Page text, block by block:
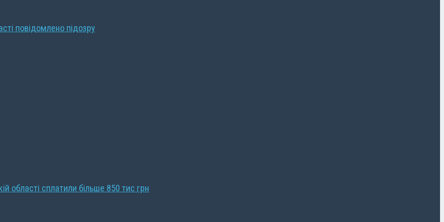
повідомлено підозру
області сплатили більше 850 тис грн